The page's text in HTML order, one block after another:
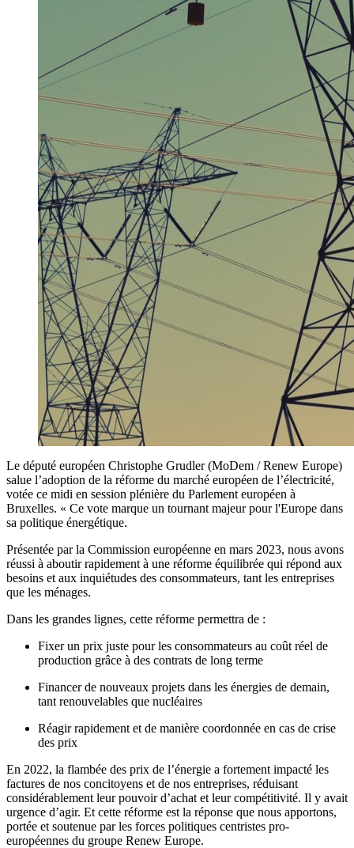
Le député européen Christophe Grudler (MoDem / Renew Europe)
salue l’adoption de la réforme du marché européen de l’électricité,
votée ce midi en session plénière du Parlement européen à
Bruxelles. « Ce vote marque un tournant majeur pour l'Europe dans
sa politique énergétique.
Présentée par la Commission européenne en mars 2023, nous avons
réussi à aboutir rapidement à une réforme équilibrée qui répond aux
besoins et aux inquiétudes des consommateurs, tant les entreprises
que les ménages.
Dans les grandes lignes, cette réforme permettra de :
Fixer un prix juste pour les consommateurs au coût réel de
production grâce à des contrats de long terme
Financer de nouveaux projets dans les énergies de demain,
tant renouvelables que nucléaires
Réagir rapidement et de manière coordonnée en cas de crise
des prix
En 2022, la flambée des prix de l’énergie a fortement impacté les
factures de nos concitoyens et de nos entreprises, réduisant
considérablement leur pouvoir d’achat et leur compétitivité. Il y avait
urgence d’agir. Et cette réforme est la réponse que nous apportons,
portée et soutenue par les forces politiques centristes pro-
européennes du groupe Renew Europe.